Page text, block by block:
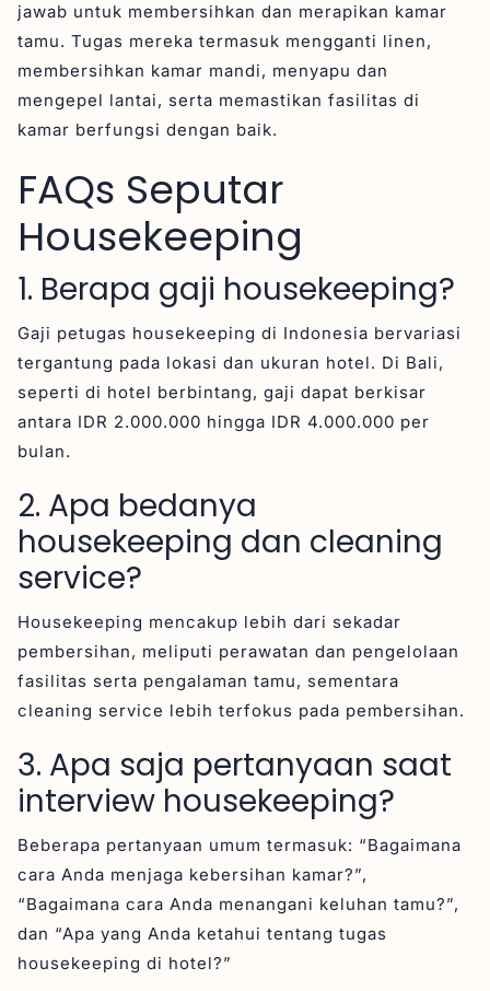
jawab untuk membersihkan dan merapikan kamar
tamu. Tugas mereka termasuk mengganti linen,
membersihkan kamar mandi, menyapu dan
mengepel lantai, serta memastikan fasilitas di
kamar berfungsi dengan baik.
FAQs Seputar
Housekeeping
1. Berapa gaji housekeeping?
Gaji petugas housekeeping di Indonesia bervariasi
tergantung pada lokasi dan ukuran hotel. Di Bali,
seperti di hotel berbintang, gaji dapat berkisar
antara IDR 2.000.000 hingga IDR 4.000.000 per
bulan.
2. Apa bedanya
housekeeping dan cleaning
service?
Housekeeping mencakup lebih dari sekadar
pembersihan, meliputi perawatan dan pengelolaan
fasilitas serta pengalaman tamu, sementara
cleaning service lebih terfokus pada pembersihan.
3. Apa saja pertanyaan saat
interview housekeeping?
Beberapa pertanyaan umum termasuk: “Bagaimana
cara Anda menjaga kebersihan kamar?”,
“Bagaimana cara Anda menangani keluhan tamu?”,
dan “Apa yang Anda ketahui tentang tugas
housekeeping di hotel?”